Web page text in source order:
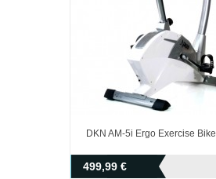
DKN AM-5i Ergo Exercise Bike
499,99 €